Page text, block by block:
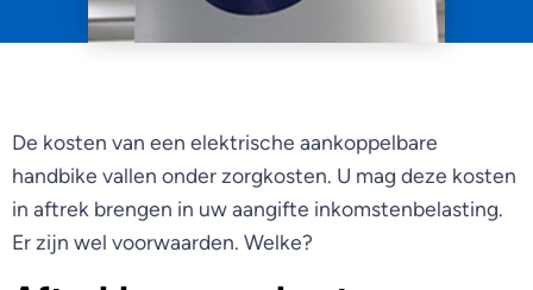
De kosten van een elektrische aankoppelbare
handbike vallen onder zorgkosten. U mag deze kosten
in aftrek brengen in uw aangifte inkomstenbelasting.
Er zijn wel voorwaarden. Welke?